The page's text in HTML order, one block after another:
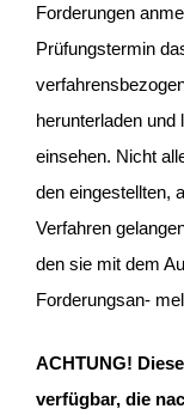
Forderungen
Prüfungstermin
herunterladen
einsehen. Nicht
den eingestellten,
Verfahren
den sie mit dem
Forderungsan-
ACHTUNG!
verfügbar, die